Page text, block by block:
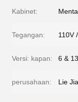
Kabinet:
Tegangan: 110V
Versi: kapan: 6 &
perusahaan: Lie